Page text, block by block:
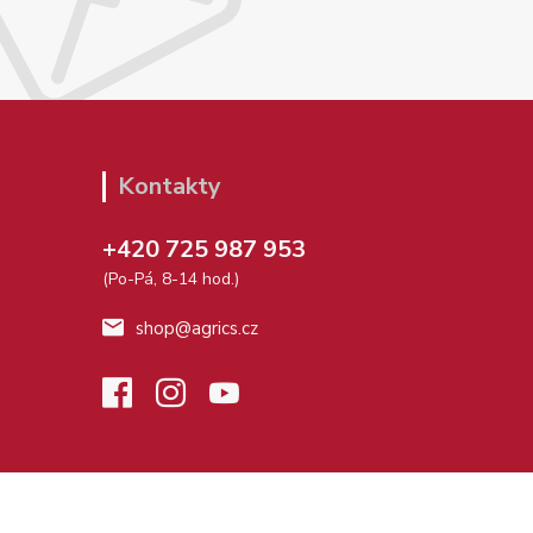
Kontakty
+420 725 987 953
(Po-Pá, 8-14 hod.)
shop@agrics.cz